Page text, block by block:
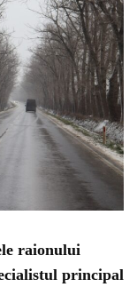
raionului
principal